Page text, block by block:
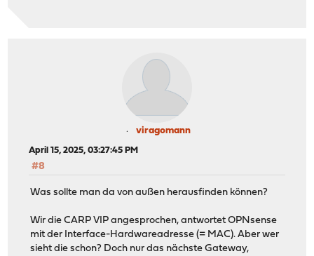
viragomann
April 15, 2025, 03:27:45 PM
#8
Was sollte man da von außen herausfinden können?
Wir die CARP VIP angesprochen, antwortet OPNsense
mit der Interface-Hardwareadresse (= MAC). Aber wer
sieht die schon? Doch nur das nächste Gateway,